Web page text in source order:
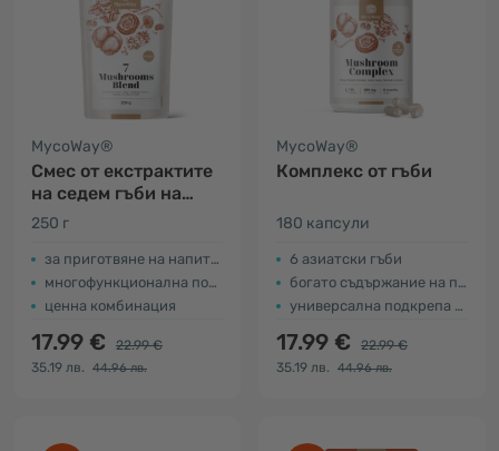
MycoWay®
Смес от екстрактите
на седем гъби на
прах
250 г
за приготвяне на напитка или чай
многофункционална подкрепа за организма
ценна комбинация
17.99 €
22.99 €
35.19 лв.
44.96 лв.
MycoWay®
Комплекс от гъби
180 капсули
6 азиатски гъби
богато съдържание на полизахариди
универсална подкрепа за тялото
17.99 €
22.99 €
35.19 лв.
44.96 лв.